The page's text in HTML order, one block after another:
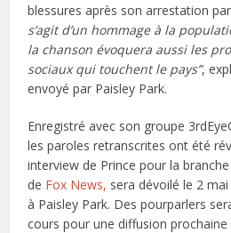
blessures après son arrestation
s’agit d’un hommage à la
la chanson évoquera aussi les
sociaux qui touchent le pays”,
envoyé par Paisley Park.
Enregistré avec son groupe
les paroles retranscrites ont été
interview de Prince pour la
de Fox News, sera dévoilé le 2 mai
à Paisley Park. Des pourparlers
cours pour une diffusion prochaine